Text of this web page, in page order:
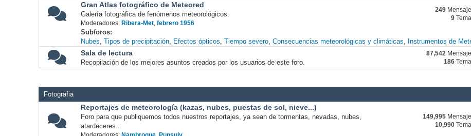
Gran Atlas fotográfico de Meteored
Galería fotográfica de fenómenos meteorológicos.
Moderadores: Ribera-Met, febrero 1956
249
9
Subforos
Nubes Tipos de precipitación Efectos ópticos Tiempo severo Consecuencias meteorológicas y climáticas Instrumentos de
Sala de lectura
Recopilación de los mejores asuntos creados por los usuarios de este foro.
87,542
186
Fotografia
Reportajes de meteorología (kazas, nubes, puestas de sol, nieve...)
Foro para que publiquemos todos nuestros reportajes, ya sean de tormentas, nevadas, nubes,
atardeceres...
149,995
10,990